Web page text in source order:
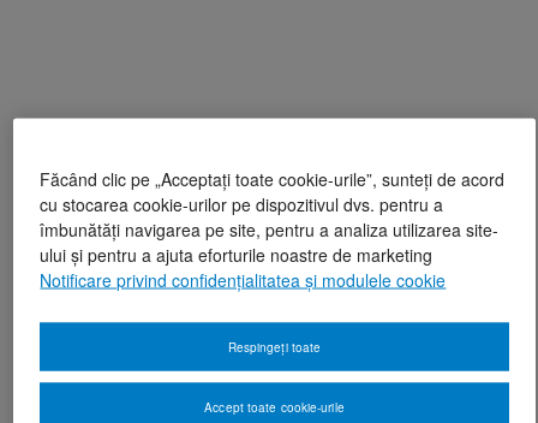
Făcând clic pe „Acceptați toate cookie-urile”, sunteți de acord
cu stocarea cookie-urilor pe dispozitivul dvs. pentru a
îmbunătăți navigarea pe site, pentru a analiza utilizarea site-
ului și pentru a ajuta eforturile noastre de marketing
Notificare privind confidențialitatea și modulele cookie
Respingeți toate
Accept toate cookie-urile